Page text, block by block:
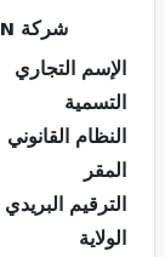
شركة IDEAL MODE DISTRIBUTION
الإسم التجاري
التسمية
النظام القانوني
المقر
الترقيم البريدي
الولاية